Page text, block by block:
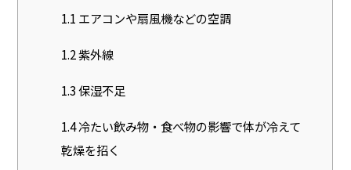
1.1 エアコンや扇風機などの空調
1.2紫外線
1.3保湿不足
1.4冷たい飲み物・食べ物の影響で体が冷えて
乾燥を招く